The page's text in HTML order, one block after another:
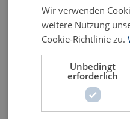
Wir verwenden
weitere Nutzung
Cookie-Richtlinie zu.
Unbedingt
erforderlich